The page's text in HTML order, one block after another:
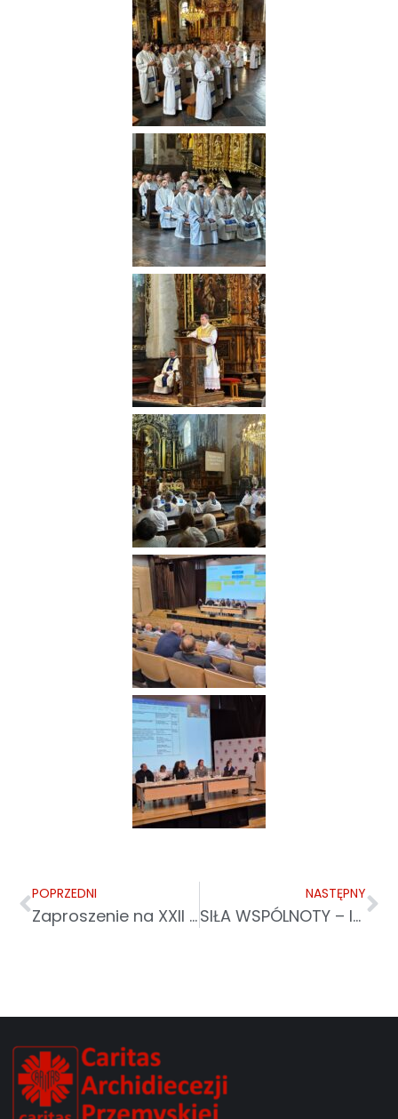
POPRZEDNI
Zaproszenie na XXII piknik integracyjny osób niepełnosprawnych powiatu łańcuckiego
NASTĘPNY
SIŁA WSPÓLNOTY – INTEGRACYJNY PIKNIK PRZY DPS W PRZEMYŚLU